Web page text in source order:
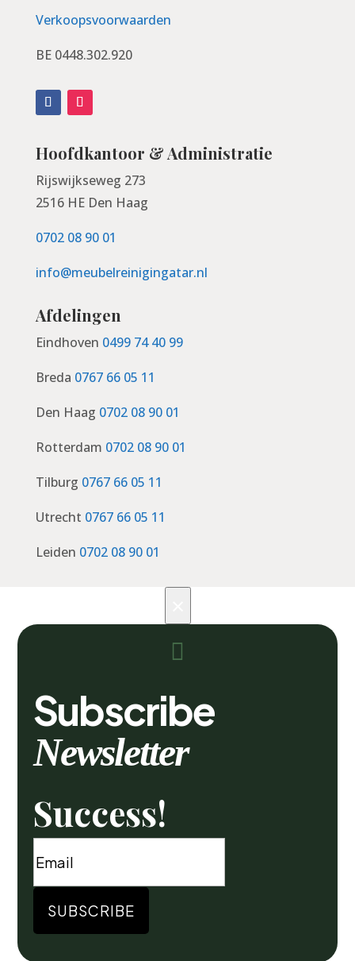
Verkoopsvoorwaarden
BE 0448.302.920
Hoofdkantoor & Administratie
Rijswijkseweg 273
2516 HE Den Haag
0702 08 90 01
info@meubelreinigingatar.nl
Afdelingen
Eindhoven 0499 74 40 99
Breda 0767 66 05 11
Den Haag 0702 08 90 01
Rotterdam 0702 08 90 01
Tilburg 0767 66 05 11
Utrecht 0767 66 05 11
Leiden 0702 08 90 01

Subscribe
Newsletter
Success!
SUBSCRIBE